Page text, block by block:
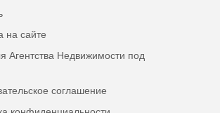
на сайте
Агентства Недвижимости под
соглашение